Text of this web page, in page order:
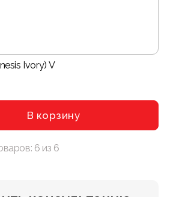
Ivory) V
В корзину
6 из 6